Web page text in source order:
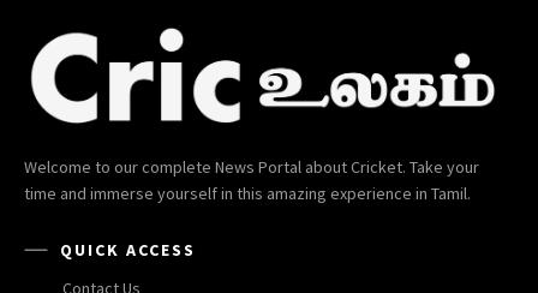
Welcome to our complete News Portal about Cricket. Take your
time and immerse yourself in this amazing experience in Tamil.
QUICK ACCESS
Contact Us